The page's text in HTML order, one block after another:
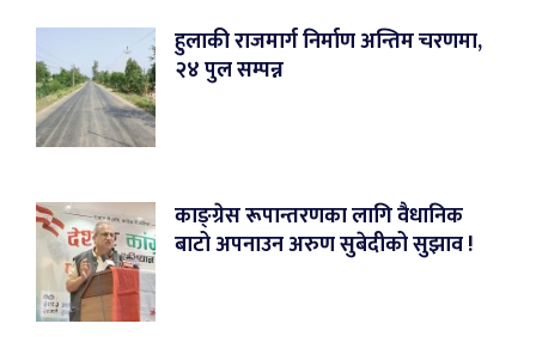
हुलाकी राजमार्ग निर्माण अन्तिम चरणमा,
२४ पुल सम्पन्न
काङ्ग्रेस रूपान्तरणका लागि वैधानिक
बाटो अपनाउन अरुण सुबेदीको सुझाव !